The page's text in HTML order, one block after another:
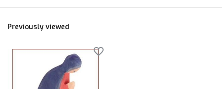
Previously viewed